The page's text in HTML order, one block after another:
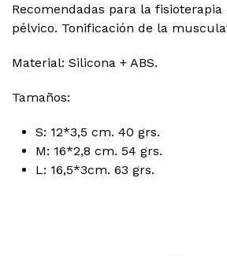
Recomendadas para la
pélvico. Tonificación de la
Material: Silicona + ABS.
Tamaños:
S: 12*3,5 cm. 40 grs.
M: 16*2,8 cm. 54 grs.
L: 16,5*3cm. 63 grs.